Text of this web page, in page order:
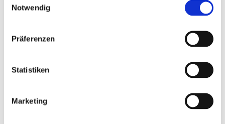
Notwendig
Präferenzen
Statistiken
Marketing
Kosten: 175, – € (ohne Materialkosten)
Donnerstag, 18.00 - 19.30 Uhr
Präsenzkurs